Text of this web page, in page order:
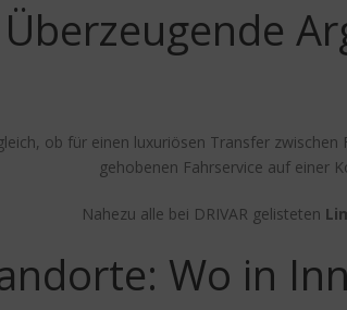
Überzeugende
ob für einen luxuriösen Transfer
gehobenen Fahrservice auf einer
Nahezu alle bei DRIVAR gelisteten
Wo in